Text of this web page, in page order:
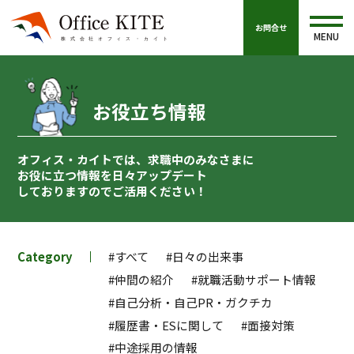
お問合せ
MENU
お役立ち情報
オフィス・カイトでは、求職中のみなさまに
お役に立つ情報を日々アップデート
しておりますのでご活用ください！
Category #すべて
#日々の出来事
#仲間の紹介
#就職活動サポート情報
#自己分析・自己PR・ガクチカ
#履歴書・ESに関して
#面接対策
#中途採用の情報